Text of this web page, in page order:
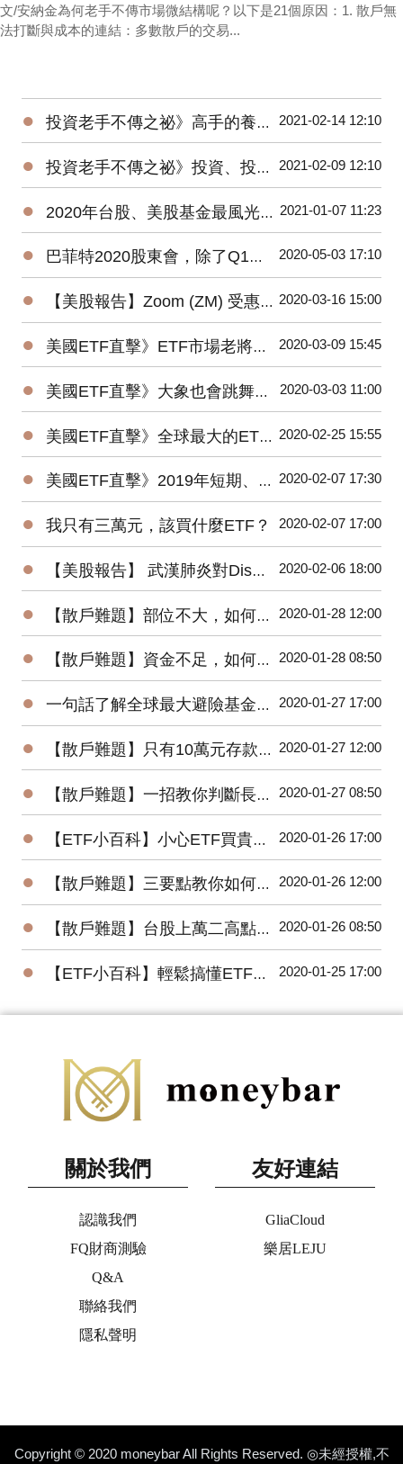
文/安納金為何老手不傳市場微結構呢？以下是21個原因：1. 散戶無
法打斷與成本的連結：多數散戶的交易...
● 投資老手不傳之祕》高手的養成3階段：開放心胸 + 廣泛學習 + 大空頭洗禮 2021-02-14 12:10
● 投資老手不傳之祕》投資、投機、避險——3種部位都要嚴守各自紀律 2021-02-09 12:10
● 2020年台股、美股基金最風光，平均績效超過15%，能源基金谷底翻身大賺逾160%！ 2021-01-07 11:23
● 巴菲特2020股東會，除了Q1虧損，接下來投資人應該注意那些事？ 2020-05-03 17:10
● 【美股報告】Zoom (ZM) 受惠疫情，2019Q4財報及2020展望 2020-03-16 15:00
● 美國ETF直擊》ETF市場老將新兵爭鋒，誰是資金最青睞的No1？ 2020-03-09 15:45
● 美國ETF直擊》大象也會跳舞？2019美國主動ETF規模Top15出爐！ 2020-03-03 11:00
● 美國ETF直擊》全球最大的ETF是它⋯⋯1檔抵N檔0050！ 2020-02-25 15:55
● 美國ETF直擊》2019年短期、低風險的固定收益ETF最受追捧 2020-02-07 17:30
● 我只有三萬元，該買什麼ETF？ 2020-02-07 17:00
● 【美股報告】 武漢肺炎對Disney(DIS)2020第一季衝擊有多大？ 2020-02-06 18:00
● 【散戶難題】部位不大，如何增加投機功力？ 2020-01-28 12:00
● 【散戶難題】資金不足，如何快速累積財富？ 2020-01-28 08:50
● 一句話了解全球最大避險基金的操作思想 2020-01-27 17:00
● 【散戶難題】只有10萬元存款的小資，該如何開始投資台股？ 2020-01-27 12:00
● 【散戶難題】一招教你判斷長紅K是真突破還是假突破 2020-01-27 08:50
● 【ETF小百科】小心ETF買貴了！你不可不知的ETF名詞 2020-01-26 17:00
● 【散戶難題】三要點教你如何將波浪理論應用在台股上？ 2020-01-26 12:00
● 【散戶難題】台股上萬二高點，為何外資還敢大買百億？ 2020-01-26 08:50
● 【ETF小百科】輕鬆搞懂ETF追蹤指數的三種方式 2020-01-25 17:00
關於我們
認識我們
FQ財商測驗
Q&A
聯絡我們
隱私聲明
友好連結
GliaCloud
樂居LEJU
Copyright © 2020 moneybar All Rights Reserved. ◎未經授權,不